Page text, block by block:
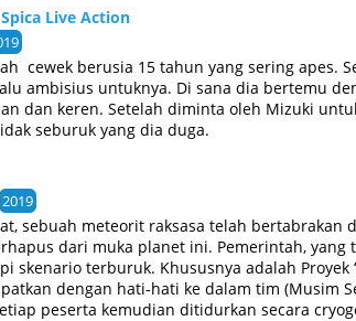
Live Action
cewek berusia 15 tahun yang sering apes.
ambisius untuknya. Di sana dia bertemu
dan keren. Setelah diminta oleh Mizuki
seburuk yang dia duga.
2019
sebuah meteorit raksasa telah
dari muka planet ini. Pemerintah,
skenario terburuk. Khususnya adalah
dengan hati-hati ke dalam tim (Musim
peserta kemudian ditidurkan secara